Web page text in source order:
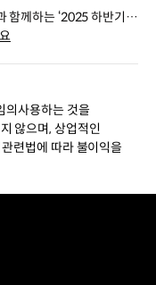
함께하는 ‘2025 하반기 K
의사용하는 것을
않으며, 상업적인
련법에 따라 불이익을